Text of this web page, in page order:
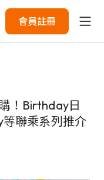
會員註冊
！Birthday日
聯乘系列推介